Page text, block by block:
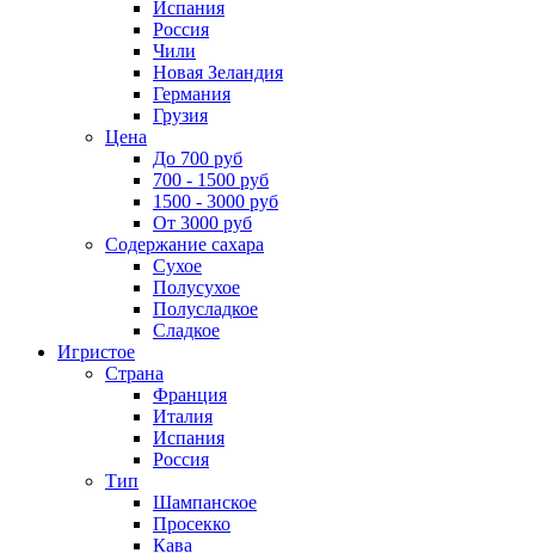
Испания
Россия
Чили
Новая Зеландия
Германия
Грузия
Цена
До 700 руб
700 - 1500 руб
1500 - 3000 руб
От 3000 руб
Содержание сахара
Сухое
Полусухое
Полусладкое
Сладкое
Игристое
Страна
Франция
Италия
Испания
Россия
Тип
Шампанское
Просекко
Кава